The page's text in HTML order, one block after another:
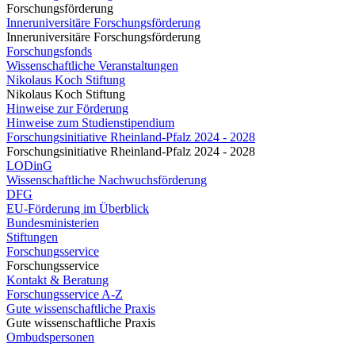
Forschungsförderung
Inneruniversitäre Forschungsförderung
Inneruniversitäre Forschungsförderung
Forschungsfonds
Wissenschaftliche Veranstaltungen
Nikolaus Koch Stiftung
Nikolaus Koch Stiftung
Hinweise zur Förderung
Hinweise zum Studienstipendium
Forschungsinitiative Rheinland-Pfalz 2024 - 2028
Forschungsinitiative Rheinland-Pfalz 2024 - 2028
LODinG
Wissenschaftliche Nachwuchsförderung
DFG
EU-Förderung im Überblick
Bundesministerien
Stiftungen
Forschungsservice
Forschungsservice
Kontakt & Beratung
Forschungsservice A-Z
Gute wissenschaftliche Praxis
Gute wissenschaftliche Praxis
Ombudspersonen